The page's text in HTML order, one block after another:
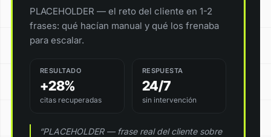
PLACEHOLDER — el reto del cliente en 1-2
frases: qué hacían manual y qué los frenaba
para escalar.
RESULTADO
+28%
citas recuperadas
RESPUESTA
24/7
sin intervención
“PLACEHOLDER — frase real del cliente sobre